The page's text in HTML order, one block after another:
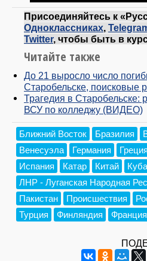
Присоединяйтесь к
Одноклассниках,
Twitter, чтобы быть в
Читайте также
До 21 выросло число
Старобельске,
Трагедия в Старобельске:
ВСУ по колледжу (ВИДЕО)
Ближний Восток Бразилия
Венесуэла
Германия Греция
Испания
Катар Китай Куба
ЛНР - Луганская Народная
Пакистан
Происшествия
Турция
Финляндия Франция